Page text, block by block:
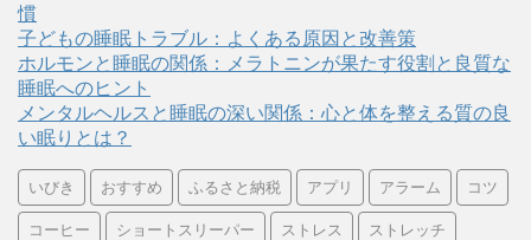
慣
子どもの睡眠トラブル：よくある原因と改善策
ホルモンと睡眠の関係：メラトニンが果たす役割と良質な
睡眠へのヒント
メンタルヘルスと睡眠の深い関係：心と体を整える質の良
い眠りとは？
いびき おすすめ ふるさと納税 アプリ アラーム コツ
コーヒー ショートスリーパー ストレス ストレッチ